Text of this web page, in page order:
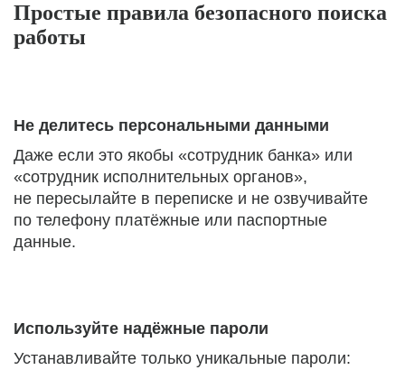
Простые правила безопасного поиска
работы
Не делитесь персональными данными
Даже если это якобы «сотрудник банка» или
«сотрудник исполнительных органов»,
не пересылайте в переписке и не озвучивайте
по телефону платёжные или паспортные
данные.
Используйте надёжные пароли
Устанавливайте только уникальные пароли: